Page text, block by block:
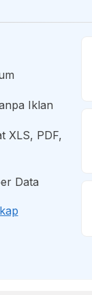
Iklan
XLS, PDF,
Data